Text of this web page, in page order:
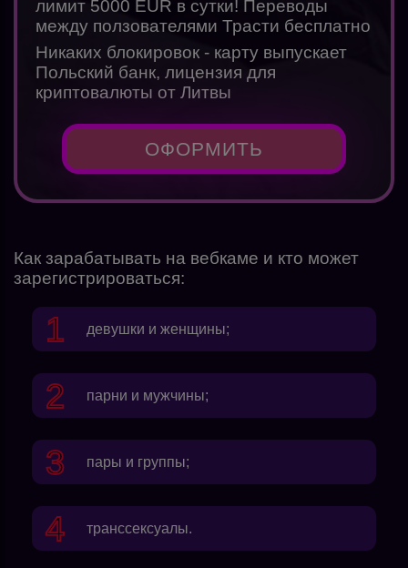
лимит 5000 EUR в сутки! Переводы
между ползователями Трасти бесплатно
Никаких блокировок - карту выпускает
Польский банк, лицензия для
криптовалюты от Литвы
ОФОРМИТЬ
Как зарабатывать на вебкаме и кто может
зарегистрироваться:
девушки и женщины;
парни и мужчины;
пары и группы;
транссексуалы.